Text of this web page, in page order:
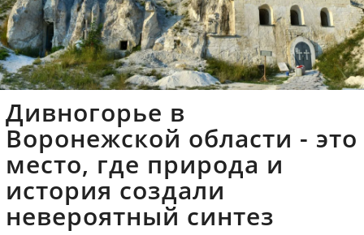
Дивногорье в
Воронежской области - это
место, где природа и
история создали
невероятный синтез